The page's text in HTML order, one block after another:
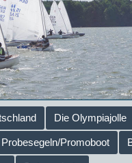
Die Olympiajolle
Probesegeln/Promoboot